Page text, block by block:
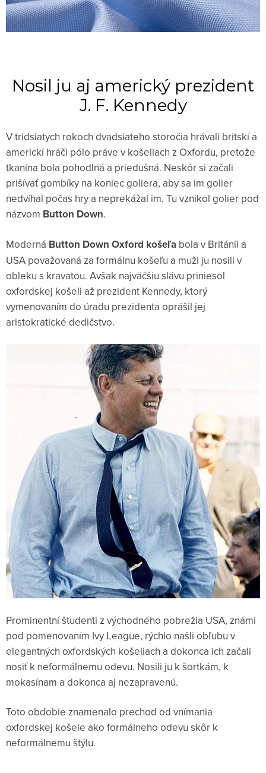
Nosil ju aj americký prezident
J. F. Kennedy
V tridsiatych rokoch dvadsiateho storočia hrávali britskí a
americkí hráči pólo práve v košeliach z Oxfordu, pretože
tkanina bola pohodlná a priedušná. Neskôr si začali
prišívať gombíky na koniec goliera, aby sa im golier
nedvíhal počas hry a neprekážal im. Tu vznikol golier pod
názvom Button Down.
Moderná Button Down Oxford košeľa bola v Británii a
USA považovaná za formálnu košeľu a muži ju nosili v
obleku s kravatou. Avšak najväčšiu slávu priniesol
oxfordskej košeli až prezident Kennedy, ktorý
vymenovaním do úradu prezidenta oprášil jej
aristokratické dedičstvo.
Prominentní študenti z východného pobrežia USA, známi
pod pomenovaním Ivy League, rýchlo našli obľubu v
elegantných oxfordských košeliach a dokonca ich začali
nosiť k neformálnemu odevu. Nosili ju k šortkám, k
mokasínam a dokonca aj nezapravenú.
Toto obdobie znamenalo prechod od vnímania
oxfordskej košele ako formálneho odevu skôr k
neformálnemu štýlu.